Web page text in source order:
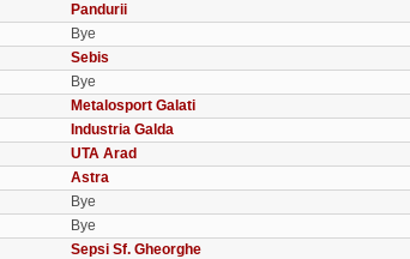
Pandurii
Bye
Sebis
Bye
Metalosport Galati
Industria Galda
UTA Arad
Astra
Bye
Bye
Sepsi Sf. Gheorghe